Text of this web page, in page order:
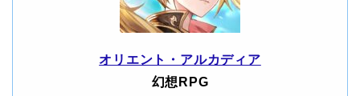
オリエント・アルカディア
幻想RPG